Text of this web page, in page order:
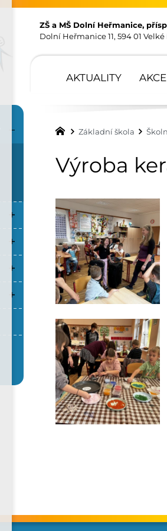
ZŠ a MŠ Dolní Heřmanice,
Dolní Heřmanice 11, 594 01
AKTUALITY
Základní škola
Výroba